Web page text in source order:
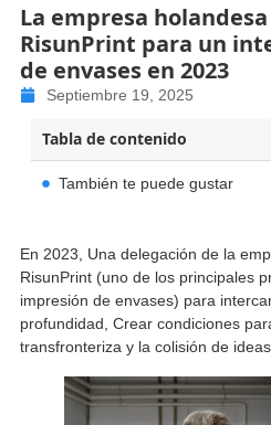
La empresa
RisunPrint para un
de envases en 2023
Septiembre 19, 2025
Tabla de contenido
También te puede gustar
En 2023, Una delegación de la
RisunPrint (uno de los principales
impresión de envases) para
profundidad, Crear condiciones
transfronteriza y la colisión de ideas